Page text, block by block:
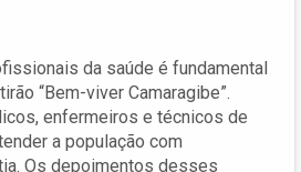
da saúde é fundamental
“Bem-viver Camaragibe”.
enfermeiros e técnicos de
a população com
Os depoimentos desses